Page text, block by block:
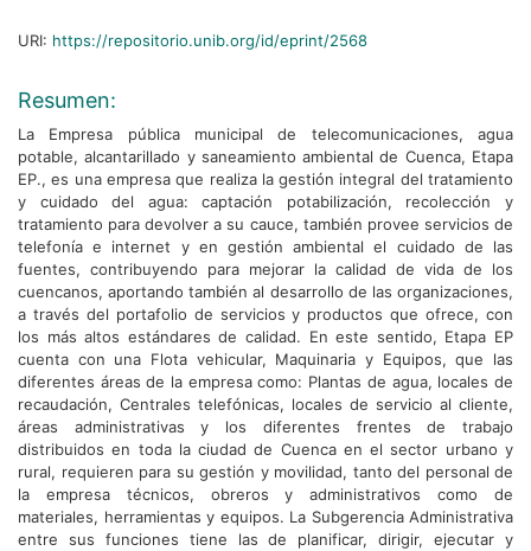
URI: https://repositorio.unib.org/id/eprint/2568
Resumen:
La Empresa pública municipal de telecomunicaciones, agua
potable, alcantarillado y saneamiento ambiental de Cuenca, Etapa
EP., es una empresa que realiza la gestión integral del tratamiento
y cuidado del agua: captación potabilización, recolección y
tratamiento para devolver a su cauce, también provee servicios de
telefonía e internet y en gestión ambiental el cuidado de las
fuentes, contribuyendo para mejorar la calidad de vida de los
cuencanos, aportando también al desarrollo de las organizaciones,
a través del portafolio de servicios y productos que ofrece, con
los más altos estándares de calidad. En este sentido, Etapa EP
cuenta con una Flota vehicular, Maquinaria y Equipos, que las
diferentes áreas de la empresa como: Plantas de agua, locales de
recaudación, Centrales telefónicas, locales de servicio al cliente,
áreas administrativas y los diferentes frentes de trabajo
distribuidos en toda la ciudad de Cuenca en el sector urbano y
rural, requieren para su gestión y movilidad, tanto del personal de
la empresa técnicos, obreros y administrativos como de
materiales, herramientas y equipos. La Subgerencia Administrativa
entre sus funciones tiene las de planificar, dirigir, ejecutar y